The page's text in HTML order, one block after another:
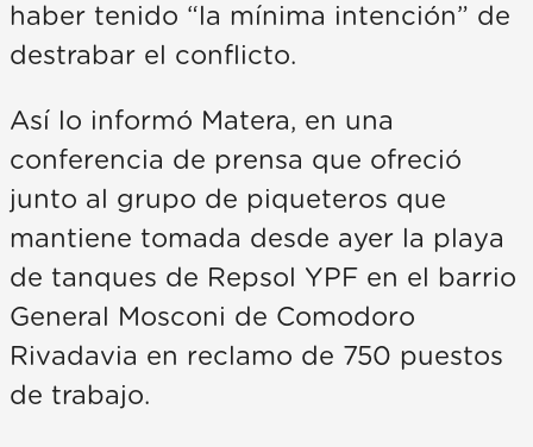
haber tenido “la mínima intención” de
destrabar el conflicto.
Así lo informó Matera, en una
conferencia de prensa que ofreció
junto al grupo de piqueteros que
mantiene tomada desde ayer la playa
de tanques de Repsol YPF en el barrio
General Mosconi de Comodoro
Rivadavia en reclamo de 750 puestos
de trabajo.